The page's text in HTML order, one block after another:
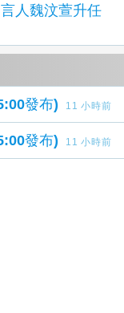
人李政軒請辭 副發言人魏汶萱升任
發布) 11 小時前
發布) 11 小時前